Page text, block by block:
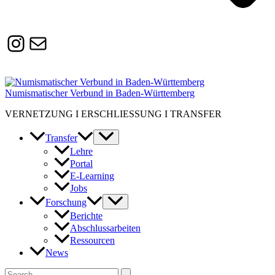
Instagram
Susanne.Boerner@zaw.uni-
heidelberg.de
Numismatischer Verbund in Baden-Württemberg
VERNETZUNG I ERSCHLIESSUNG I TRANSFER
Transfer
Lehre
Portal
E-Learning
Jobs
Forschung
Berichte
Abschlussarbeiten
Ressourcen
News